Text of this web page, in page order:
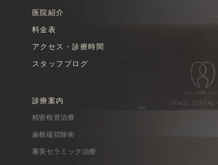
医院紹介
料金表
アクセス・診療時間
スタッフブログ
診療案内
精密根管治療
歯根端切除術
審美セラミック治療